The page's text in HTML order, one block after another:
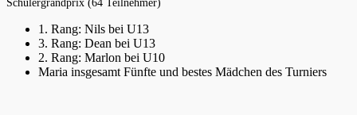
Schülergrandprix (64 Teilnehmer)
1. Rang: Nils bei U13
3. Rang: Dean bei U13
2. Rang: Marlon bei U10
Maria insgesamt Fünfte und bestes Mädchen des Turniers